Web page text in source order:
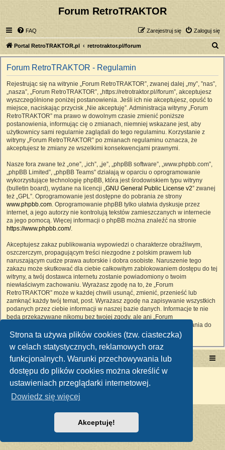
Strona ta używa plików cookies (tzw. ciasteczka)
w celach statystycznych, reklamowych oraz
funkcjonalnych. Warunki przechowywania lub
dostępu do plików cookies można określić w
ustawieniach przeglądarki internetowej.
Dowiedz się więcej
Akceptuję!
Forum RetroTRAKTOR
FAQ Zaloguj się
Zarejestruj się
Portal RetroTRAKTOR.pl retrotraktor.pl/forum
z
Forum RetroTRAKTOR - Regulamin
Rejestrując się na witrynie „Forum RetroTRAKTOR”, zwanej dalej „my”, ”nas”,
„nasza”, „Forum RetroTRAKTOR”, „https://retrotraktor.pl//forum”, akceptujesz
wyszczególnione poniżej postanowienia. Jeśli ich nie akceptujesz, opuść to
miejsce, naciskając przycisk „Nie akceptuję”. Administracja witryny „Forum
RetroTRAKTOR” ma prawo w dowolnym czasie zmienić poniższe
postanowienia, informując cię o zmianach, niemniej wskazane jest, aby
użytkownicy sami regularnie zaglądali do tego regulaminu. Korzystanie z
witryny „Forum RetroTRAKTOR” po zmianach regulaminu oznacza, że
akceptujesz te zmiany ze wszelkimi konsekwencjami prawnymi.
Nasze fora zwane też „one”, „ich”, „je”, „phpBB software”, „www.phpbb.com”,
„phpBB Limited”, „phpBB Teams” działają w oparciu o oprogramowanie
wykorzystujące technologię phpBB, która jest środowiskiem typu witryny
(bulletin board), wydane na licencji „GNU General Public License v2” zwanej
też „GPL”. Oprogramowanie jest dostępne do pobrania ze strony
www.phpbb.com. Oprogramowanie phpBB tylko ułatwia dyskusje przez
internet, a jego autorzy nie kontrolują tekstów zamieszczanych w internecie
za jego pomocą. Więcej informacji o phpBB można znaleźć na stronie
https://www.phpbb.com/.
Akceptujesz zakaz publikowania wypowiedzi o charakterze obraźliwym,
oszczerczym, propagującym treści niezgodne z polskim prawem lub
naruszającym cudze prawa autorskie i dobra osobiste. Naruszenie tego
zakazu może skutkować dla ciebie całkowitym zablokowaniem dostępu do tej
witryny, a twój dostawca internetu zostanie powiadomiony o twoim
niewłaściwym zachowaniu. Wyrażasz zgodę na to, że „Forum
RetroTRAKTOR” może w każdej chwili usunąć, zmienić, przenieść lub
zamknąć każdy twój temat, post. Wyrażasz zgodę na zapisywanie wszystkich
podanych przez ciebie informacji w naszej bazie danych. Informacje te nie
będą przekazywane nikomu bez twojej zgody, ale ani „Forum
RetroTRAKTOR”, ani phpBB nie ponosi odpowiedzialności za włamania do
witryny, podczas których może dojść do kradzieży danych.
Portal RetroTRAKTOR.pl retrotraktor.pl/forum
Technologię dostarcza
Polski pakiet językowy dostarczaphpBB.pl
Zasady ochrony danych osobowych